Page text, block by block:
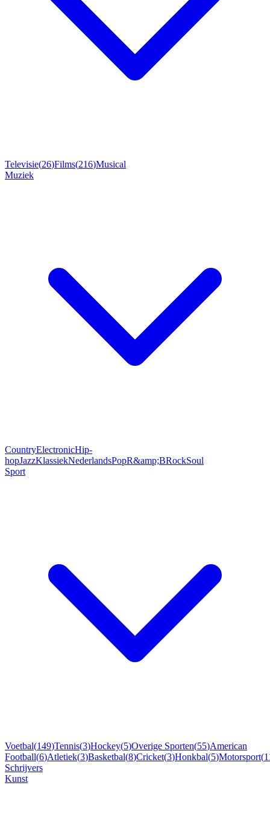
Televisie(26)Films(216)Musical
Muziek
CountryElectronicHip-
hopJazzKlassiekNederlandsPopR&amp;BRockSoul
Sport
Voetbal(149)Tennis(3)Hockey(5)Overige Sporten(55)American
Football(6)Atletiek(3)Basketbal(8)Cricket(3)Honkbal(5)Motorsport(
Schrijvers
Kunst